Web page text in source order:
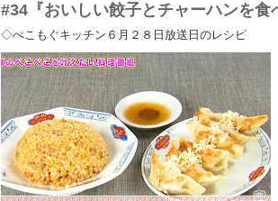
#34『おいしい餃子とチャーハンを食
◇ぺこもぐキッチン６月２８日放送日のレシピ